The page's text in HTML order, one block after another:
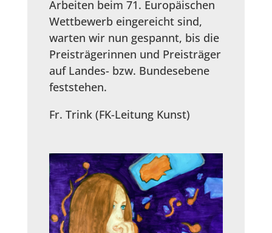
Arbeiten beim 71. Europäischen
Wettbewerb eingereicht sind,
warten wir nun gespannt, bis die
Preisträgerinnen und Preisträger
auf Landes- bzw. Bundesebene
feststehen.
Fr. Trink (FK-Leitung Kunst)